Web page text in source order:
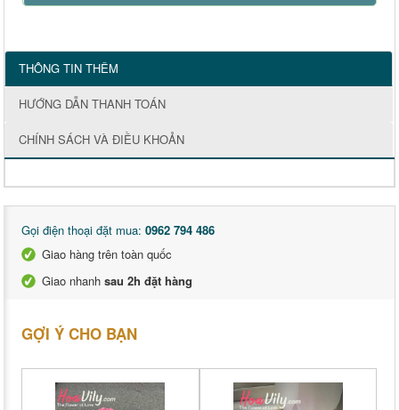
THÔNG TIN THÊM
HƯỚNG DẪN THANH TOÁN
CHÍNH SÁCH VÀ ĐIỀU KHOẢN
Gọi điện thoại đặt mua: 0962 794 486
Giao hàng trên toàn quốc
Giao nhanh sau 2h đặt hàng
GỢI Ý CHO BẠN